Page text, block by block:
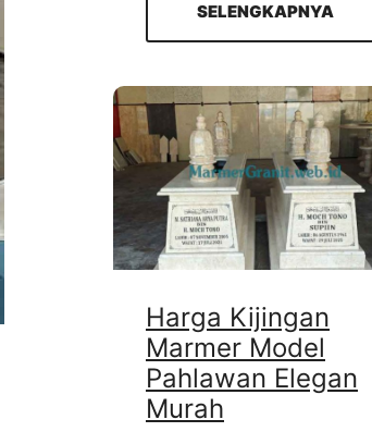
SELENGKAPNYA
Harga Kijingan
Marmer Model
Pahlawan Elegan
Murah